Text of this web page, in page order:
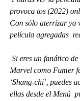
provoca tos (2022)
Con sólo aterrizar ya
película agregadas
Marvel como Fumer
‘Shang-chi’, puedes
ellas desde el Menú